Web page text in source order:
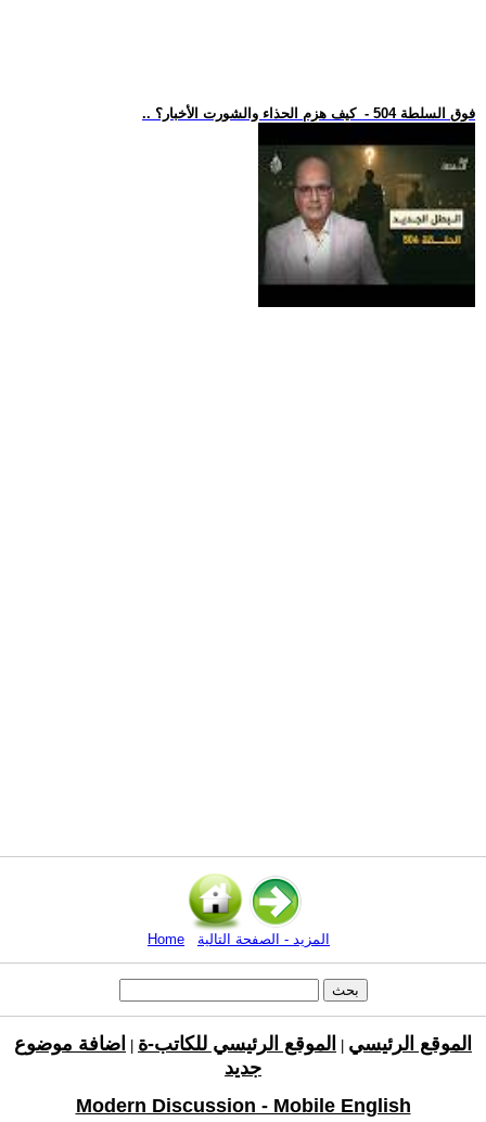
.. فوق السلطة 504 - كيف هزم الحذاء والشورت الأخبار؟
Home المزيد - الصفحة التالية
الموقع الرئيسي الموقع الرئيسي للكاتب-ة
اضافة موضوع
جديد
Modern Discussion - Mobile English